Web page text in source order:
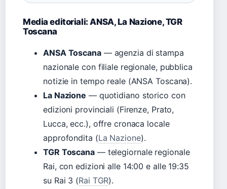
Media editoriali: ANSA, La Nazione, TGR
Toscana
ANSA Toscana— agenzia di stampa
nazionale con filiale regionale, pubblica
notizie in tempo reale (ANSA Toscana).
La Nazione — quotidiano storico con
edizioni provinciali (Firenze, Prato,
Lucca, ecc.), offre cronaca locale
approfondita (La Nazione).
TGR Toscana— telegiornale regionale
Rai, con edizioni alle 14:00 e alle 19:35
su Rai 3 (Rai TGR).